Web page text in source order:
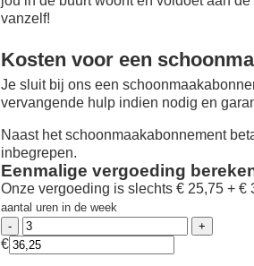
vanzelf!
Kosten voor een
Je sluit bij ons een
vervangende hulp indien nodig en
Naast het schoonmaakabonnement
inbegrepen.
Eenmalige vergoeding
Onze vergoeding is slechts € 25,75 + €
aantal uren in de week
€